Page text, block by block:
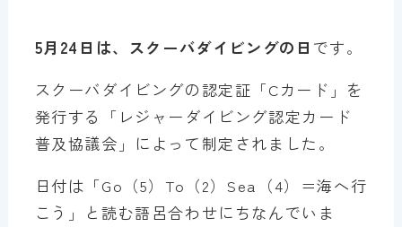
5月24日は、スクーバダイビングの日 です。
スクーバダイビングの認定証「Cカード」を
発行する「レジャーダイビング認定カード
普及協議会」によって制定されました。
日付は「Go（5）To（2）Sea（4）＝海へ行
こう」と読む語呂合わせにちなんでいま